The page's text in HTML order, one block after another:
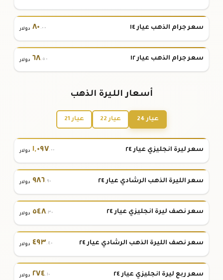
سعر جرام الذهب عيار ١٤ ٨٠ .٠٠ دولار
سعر جرام الذهب عيار ١٢ ٦٨.٥٠ دولار
أسعار الليرة الذهب
عيار 24 عيار 22 عيار 21
سعر ليرة انجليزي عيار ٢٤ ١,٠٩٧.٠٠ دولار
سعر الليرة الذهب الرشادي عيار ٢٤ ٩٨٦.٩٠ دولار
سعر نصف ليرة انجليزي عيار ٢٤ ٥٤٨.٣٠ دولار
سعر نصف الليرة الذهب الرشادي عيار ٢٤ ٤٩٣.٤٠ دولار
سعر ربع ليرة انجليزي عيار ٢٤ ٢٧٤.١٠ دولار